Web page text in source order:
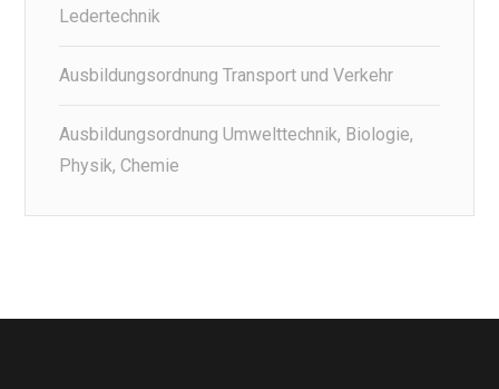
Ledertechnik
Ausbildungsordnung Transport und Verkehr
Ausbildungsordnung Umwelttechnik, Biologie,
Physik, Chemie